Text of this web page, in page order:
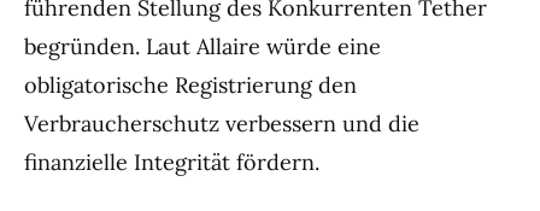
führenden Stellung des Konkurrenten Tether
begründen. Laut Allaire würde eine
obligatorische Registrierung den
Verbraucherschutz verbessern und die
finanzielle Integrität fördern.